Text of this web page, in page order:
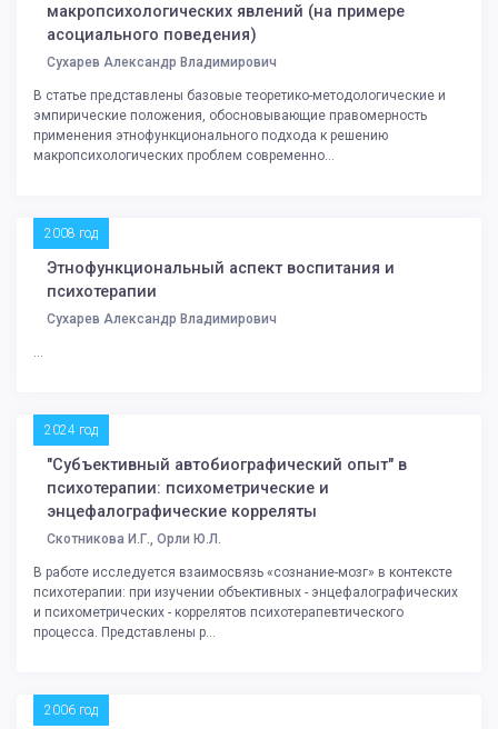
макропсихологических явлений (на примере
асоциального поведения)
Сухарев Александр Владимирович
В статье представлены базовые теоретико-методологические и
эмпирические положения, обосновывающие правомерность
применения этнофункционального подхода к решению
макропсихологических проблем современно...
2008 год
Этнофункциональный аспект воспитания и
психотерапии
Сухарев Александр Владимирович
...
2024 год
"Субъективный автобиографический опыт" в
психотерапии: психометрические и
энцефалографические корреляты
Скотникова И.Г., Орли Ю.Л.
В работе исследуется взаимосвязь «сознание-мозг» в контексте
психотерапии: при изучении объективных - энцефалографических
и психометрических - коррелятов психотерапевтического
процесса. Представлены р...
2006 год